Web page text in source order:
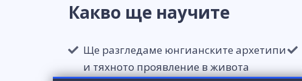
Какво ще научите
Ще разгледаме юнгианските архетипи
и тяхното проявление в живота